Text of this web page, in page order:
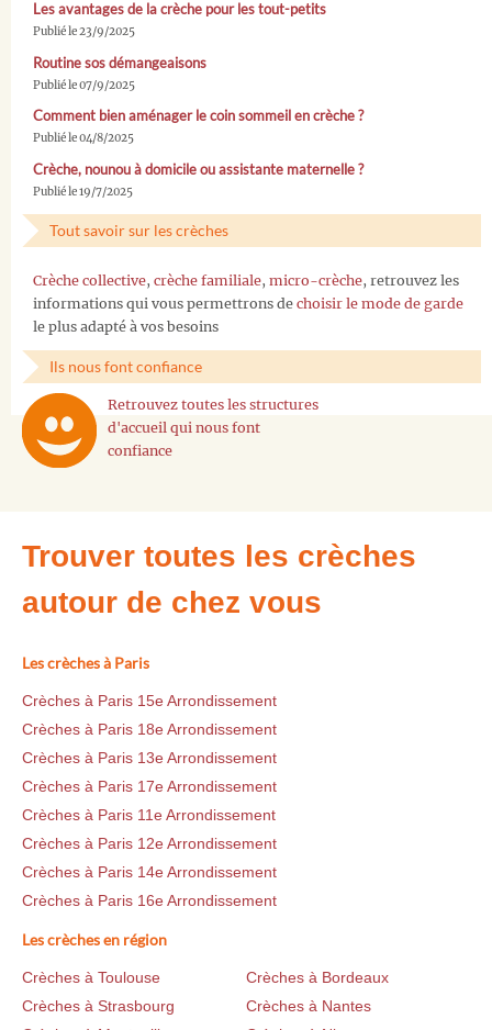
Les avantages de la crèche pour les tout-petits
Publié le 23/9/2025
Routine sos démangeaisons
Publié le 07/9/2025
Comment bien aménager le coin sommeil en crèche ?
Publié le 04/8/2025
Crèche, nounou à domicile ou assistante maternelle ?
Publié le 19/7/2025
Tout savoir sur les crèches
Crèche collective, crèche familiale, micro-crèche, retrouvez les
informations qui vous permettrons de choisir le mode de garde
le plus adapté à vos besoins
Ils nous font confiance
Retrouvez toutes les structures
d'accueil qui nous font
confiance
Trouver toutes les crèches
autour de chez vous
Les crèches à Paris
Crèches à Paris 15e Arrondissement
Crèches à Paris 18e Arrondissement
Crèches à Paris 13e Arrondissement
Crèches à Paris 17e Arrondissement
Crèches à Paris 11e Arrondissement
Crèches à Paris 12e Arrondissement
Crèches à Paris 14e Arrondissement
Crèches à Paris 16e Arrondissement
Les crèches en région
Crèches à Toulouse
Crèches à Bordeaux
Crèches à Strasbourg
Crèches à Nantes